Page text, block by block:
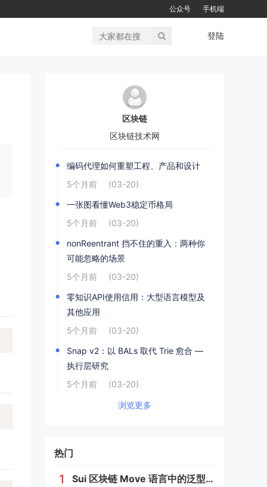
公众号 手机端
登陆
区块链
区块链技术网
编码代理如何重塑工程、产品和设计
5个月前
(03-20)
一张图看懂Web3稳定币格局
5个月前
(03-20)
nonReentrant 挡不住的重入：两种你
可能忽略的场景
5个月前
(03-20)
零知识API使用信用：大型语言模型及
其他应用
5个月前
(03-20)
Snap v2：以 BALs 取代 Trie 愈合 —
执行层研究
5个月前
(03-20)
浏览更多
热门
1 Sui 区块链 Move 语言中的泛型详解